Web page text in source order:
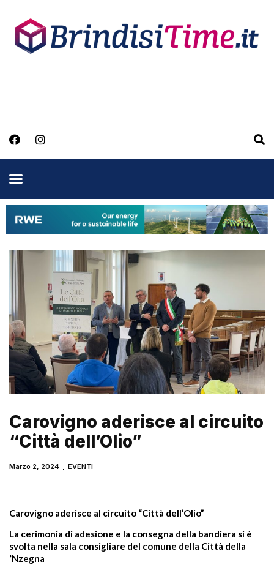
Carovigno aderisce al circuito
“Città dell’Olio”
Marzo 2, 2024 EVENTI
Carovigno aderisce al circuito “Città dell’Olio”
La cerimonia di adesione e la consegna della bandiera si è
svolta nella sala consigliare del comune della Città della
‘Nzegna